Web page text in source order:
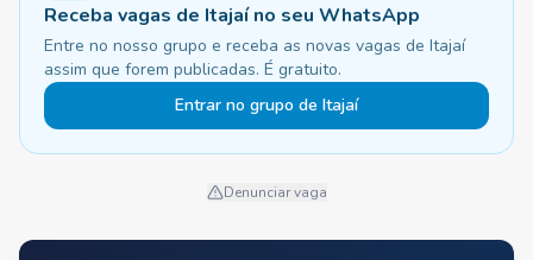
Receba vagas de Itajaí no seu WhatsApp
Entre no nosso grupo e receba as novas vagas de Itajaí
assim que forem publicadas. É gratuito.
Entrar no grupo de Itajaí
Denunciar vaga